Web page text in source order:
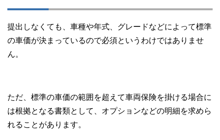
提出しなくても、車種や年式、グレードなどによって標準
の車価が決まっているので必須というわけではありませ
ん。
ただ、標準の車価の範囲を超えて車両保険を掛ける場合に
は根拠となる書類として、オプションなどの明細を求めら
れることがあります。